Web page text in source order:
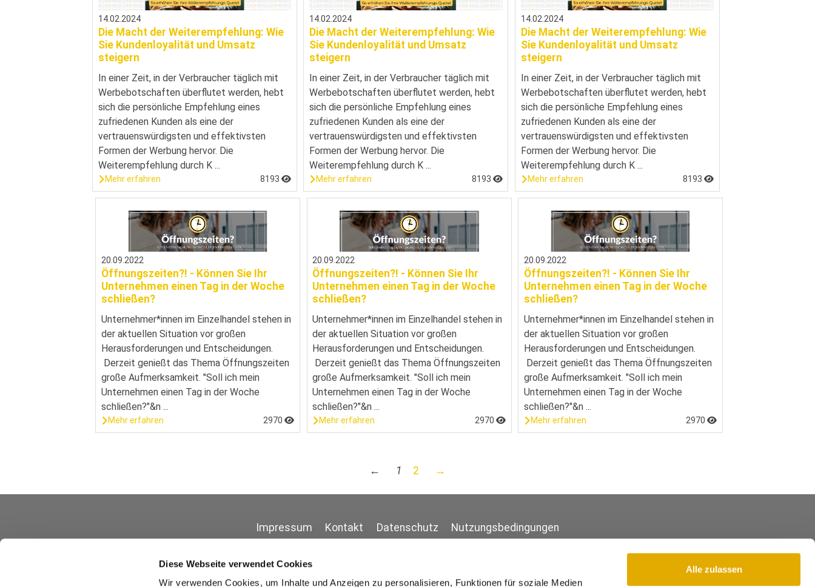
Diese Webseite verwendet Cookies
Wir verwenden Cookies, um Inhalte und Anzeigen zu personalisieren, Funktionen für soziale Medien
Alle zulassen
14.02.2024
Die Macht der Weiterempfehlung: Wie
Sie Kundenloyalität und Umsatz
steigern
In einer Zeit, in der Verbraucher täglich mit
Werbebotschaften überflutet werden, hebt
sich die persönliche Empfehlung eines
zufriedenen Kunden als eine der
vertrauenswürdigsten und effektivsten
Formen der Werbung hervor. Die
Weiterempfehlung durch K ...
Mehr erfahren 8193
14.02.2024
Die Macht der Weiterempfehlung: Wie
Sie Kundenloyalität und Umsatz
steigern
In einer Zeit, in der Verbraucher täglich mit
Werbebotschaften überflutet werden, hebt
sich die persönliche Empfehlung eines
zufriedenen Kunden als eine der
vertrauenswürdigsten und effektivsten
Formen der Werbung hervor. Die
Weiterempfehlung durch K ...
Mehr erfahren 8193
14.02.2024
Die Macht der Weiterempfehlung: Wie
Sie Kundenloyalität und Umsatz
steigern
In einer Zeit, in der Verbraucher täglich mit
Werbebotschaften überflutet werden, hebt
sich die persönliche Empfehlung eines
zufriedenen Kunden als eine der
vertrauenswürdigsten und effektivsten
Formen der Werbung hervor. Die
Weiterempfehlung durch K ...
Mehr erfahren 8193
20.09.2022
Öffnungszeiten?! - Können Sie Ihr
Unternehmen einen Tag in der Woche
schließen?
Unternehmer*innen im Einzelhandel stehen in
der aktuellen Situation vor großen
Herausforderungen und Entscheidungen.
Derzeit genießt das Thema Öffnungszeiten
große Aufmerksamkeit. "Soll ich mein
Unternehmen einen Tag in der Woche
schließen?"&n ...
Mehr erfahren 2970
20.09.2022
Öffnungszeiten?! - Können Sie Ihr
Unternehmen einen Tag in der Woche
schließen?
Unternehmer*innen im Einzelhandel stehen in
der aktuellen Situation vor großen
Herausforderungen und Entscheidungen.
Derzeit genießt das Thema Öffnungszeiten
große Aufmerksamkeit. "Soll ich mein
Unternehmen einen Tag in der Woche
schließen?"&n ...
Mehr erfahren 2970
20.09.2022
Öffnungszeiten?! - Können Sie Ihr
Unternehmen einen Tag in der Woche
schließen?
Unternehmer*innen im Einzelhandel stehen in
der aktuellen Situation vor großen
Herausforderungen und Entscheidungen.
Derzeit genießt das Thema Öffnungszeiten
große Aufmerksamkeit. "Soll ich mein
Unternehmen einen Tag in der Woche
schließen?"&n ...
Mehr erfahren 2970
← 1 2 →
Impressum Kontakt Datenschutz Nutzungsbedingungen